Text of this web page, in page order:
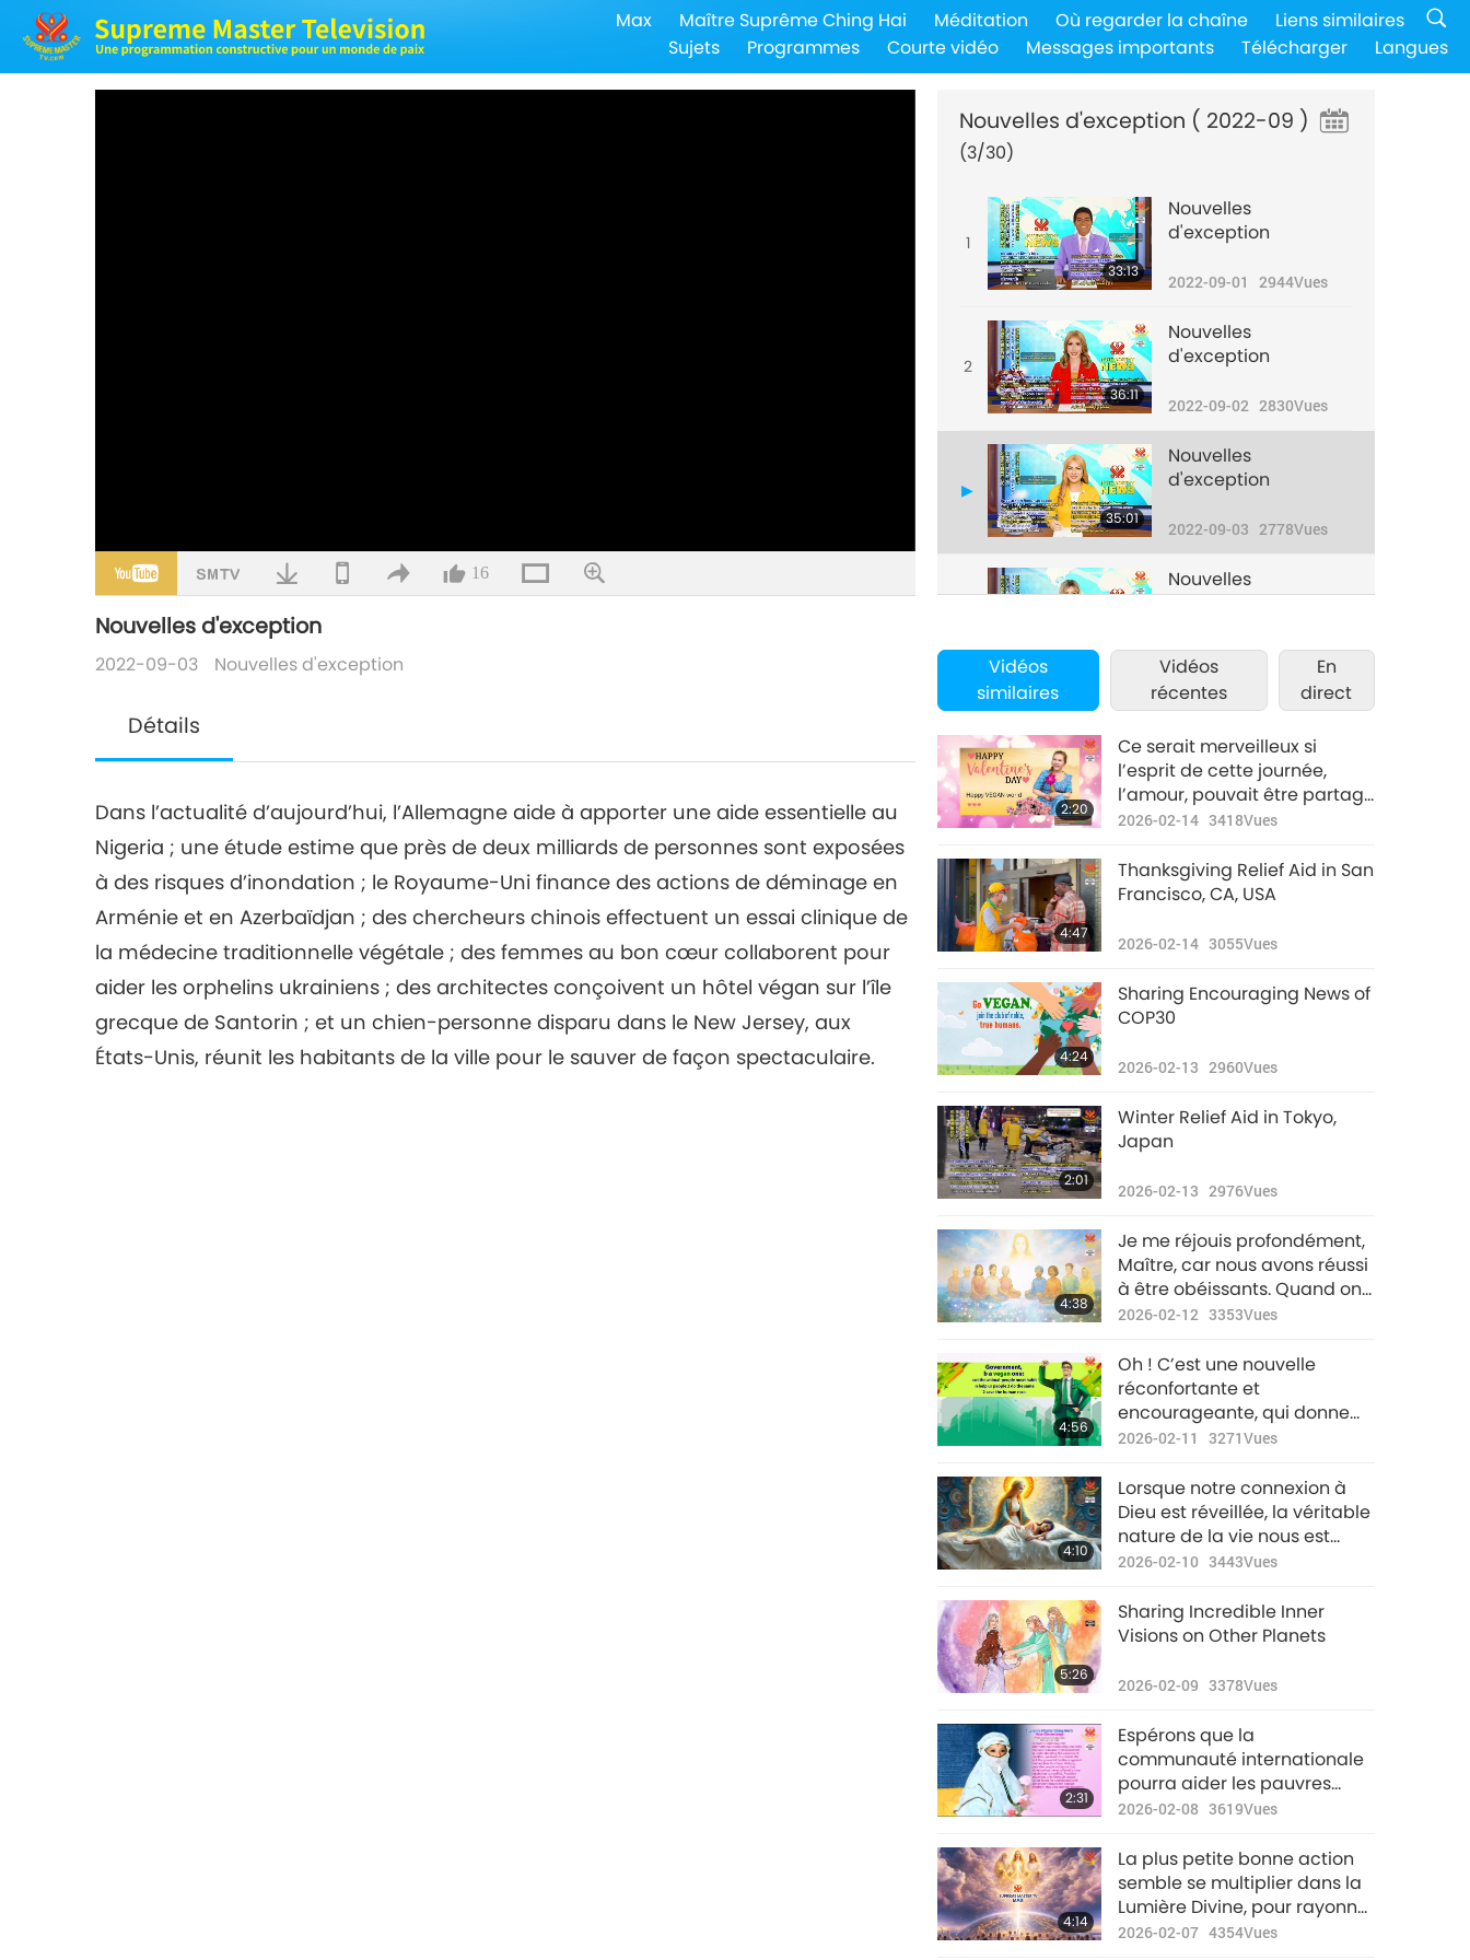
Max Maître Suprême Ching Hai Méditation Où regarder la chaîne
Liens similaires
Sujets
Programmes Courte vidéo Messages importants Télécharger Langues
16
Nouvelles d'exception
2022-09-03 Nouvelles d'exception
Détails
Dans l’actualité d’aujourd’hui, l’Allemagne aide à apporter une aide essentielle au
Nigeria ; une étude estime que près de deux milliards de personnes sont exposées
à des risques d’inondation ; le Royaume-Uni finance des actions de déminage en
Arménie et en Azerbaïdjan ; des chercheurs chinois effectuent un essai clinique de
la médecine traditionnelle végétale ; des femmes au bon cœur collaborent pour
aider les orphelins ukrainiens ; des architectes conçoivent un hôtel végan sur l’île
grecque de Santorin ; et un chien-personne disparu dans le New Jersey, aux
États-Unis, réunit les habitants de la ville pour le sauver de façon spectaculaire.
Nouvelles d'exception ( 2022-09 )
(3/30)
1
33:13
Nouvelles
d'exception
2022-09-01 2944Vues
2
36:11
Nouvelles
d'exception
2022-09-02 2830Vues
35:01
Nouvelles
d'exception
2022-09-03 2778Vues
Nouvelles
d'exception
2022-09-042667Vues
5
33:49
Nouvelles
2022-09-053067Vues
6
33:34
Nouvelles
2022-09-062845
7
33:17
Nouvelles
2022-09-07
8
33:54
Nouvelles
2022-09-08
9
32:35
Nouvelles
2022-09-09 2770Vues
33:27
Nouvelles
2022-09-103032
11
34:29
Nouvelles
2022-09-112681Vues
12
32:17
Nouvelles
2022-09-12 2879Vues
13
31:13
Nouvelles
2022-09-132823Vues
14
33:45
Nouvelles
2022-09-142870 Vues
Nouvelles
Vidéos
similaires
Vidéos
récentes
En
direct
2:20
Ce serait merveilleux si
l’esprit de cette journée,
l’amour, pouvait être partagé
par tous sur notre planète,
englober nos chers amis
animaux.
2026-02-14 3418Vues
4:47
Thanksgiving Relief Aid in San
Francisco, CA, USA
2026-02-14 3055Vues
4:24
Sharing Encouraging News of
COP30
2026-02-13 2960Vues
2:01
Winter Relief Aid in Tokyo,
Japan
2026-02-13 2976Vues
4:38
Je me réjouis profondément,
Maître, car nous avons réussi
à être obéissants. Quand on
choisit l’obéissance, rien n’est
2026-02-12 3353Vues
4:56
Oh ! C’est une nouvelle
réconfortante et
encourageante, qui donne
de l’espoir à tous ceux qui
habitants !
2026-02-11 3271Vues
4:10
Lorsque notre connexion à
Dieu est réveillée, la véritable
nature de la vie nous est
révélée, et nous pouvons plus
ce monde illusoire et tout ce
qui nous arrive ici.
2026-02-10 3443Vues
5:26
Sharing Incredible Inner
Visions on Other Planets
2026-02-09 3378Vues
2:31
Espérons que la
communauté internationale
pourra aider les pauvres
Iraniens dans le désespoir !
2026-02-08 3619Vues
4:14
La plus petite bonne action
semble se multiplier dans la
Lumière Divine, pour rayonner
à travers la planète, tissant
2026-02-07 4354Vues